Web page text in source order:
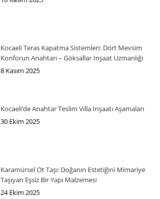
Kocaeli Teras Kapatma Sistemleri: Dört Mevsim
Konforun Anahtarı – Göksallar İnşaat Uzmanlığı
8 Kasım 2025
Kocaeli’de Anahtar Teslim Villa İnşaatı Aşamaları
30 Ekim 2025
Karamürsel Ot Taşı: Doğanın Estetiğini Mimariye
Taşıyan Eşsiz Bir Yapı Malzemesi
24 Ekim 2025